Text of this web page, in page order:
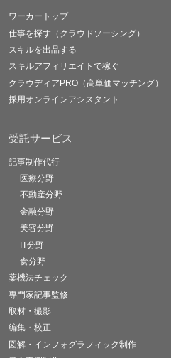
ワーカートップ
仕事を探す（クラウドソーシング）
スキルを出品する
スキルアフィリエイトで稼ぐ
クラウディアPRO（高単価マッチング）
採用オンラインアシスタント
受託サービス
記事制作代行
医療分野
不動産分野
金融分野
美容分野
IT分野
食分野
薬機法チェック
専門家記事監修
取材・撮影
編集・校正
図解・インフォグラフィック制作